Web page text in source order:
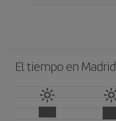
El tiempo en Madrid